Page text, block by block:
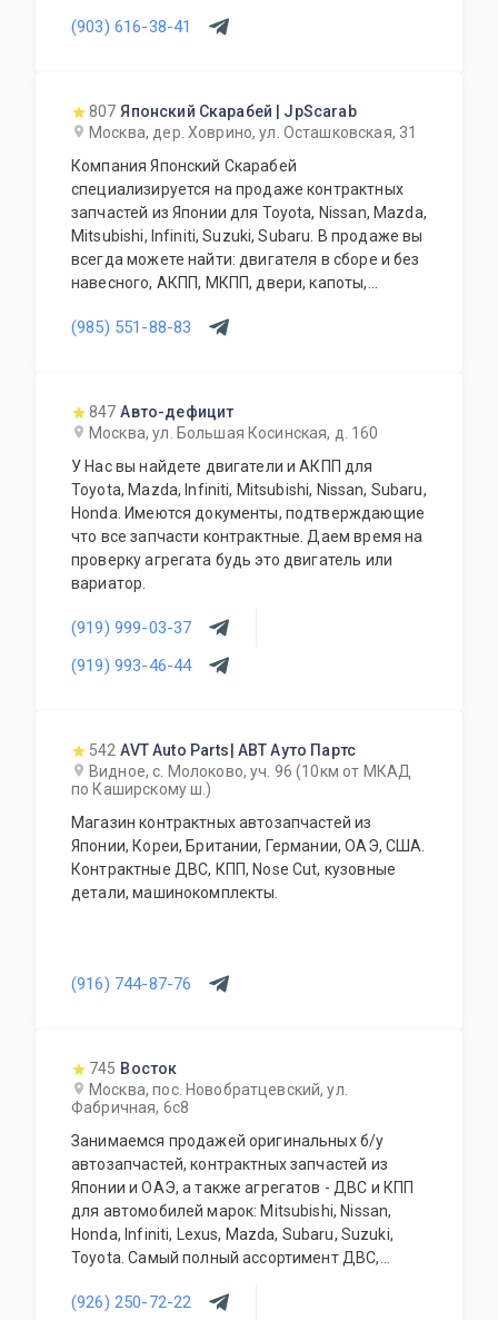
(903) 616-38-41
807 Японский Скарабей | JpScarab
Москва, дер. Ховрино, ул. Осташковская, 31
Компания Японский Скарабей
специализируется на продаже контрактных
запчастей из Японии для Toyota, Nissan, Mazda,
Mitsubishi, Infiniti, Suzuki, Subaru. В продаже вы
всегда можете найти: двигателя в сборе и без
навесного, АКПП, МКПП, двери, капоты,
двери, фары, фонари, телевизоры, радиаторы,
осуществляем доставку по Москве и
Московской области, транспортной компанией
по России и доставку до транспортной
компании.
(985) 551-88-83
847 Авто-дефицит
Москва, ул. Большая Косинская, д. 160
У Нас вы найдете двигатели и АКПП для
Toyota, Mazda, Infiniti, Mitsubishi, Nissan, Subaru,
Honda. Имеются документы, подтверждающие
что все запчасти контрактные. Даем время на
проверку агрегата будь это двигатель или
вариатор.
(919) 999-03-37
(919) 993-46-44
542 AVT Auto Parts| АВТ Ауто Партс
Видное, с. Молоково, уч. 96 (10км от МКАД
по Каширскому ш.)
Магазин контрактных автозапчастей из
Японии, Кореи, Британии, Германии, ОАЭ, США.
Контрактные ДВС, КПП, Nose Cut, кузовные
детали, машинокомплекты.
(916) 744-87-76
745 Восток
Москва, пос. Новобратцевский, ул.
Фабричная, 6с8
Занимаемся продажей оригинальных б/у
автозапчастей, контрактных запчастей из
Японии и ОАЭ, а также агрегатов - ДВС и КПП
для автомобилей марок: Mitsubishi, Nissan,
Honda, Infiniti, Lexus, Mazda, Subaru, Suzuki,
Toyota. Самый полный ассортимент ДВС,
прочего. Предоставляется гарантия качества
(926) 250-72-22